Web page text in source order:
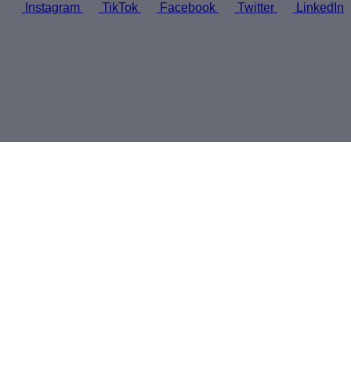
Instagram
TikTok Facebook Twitter LinkedIn